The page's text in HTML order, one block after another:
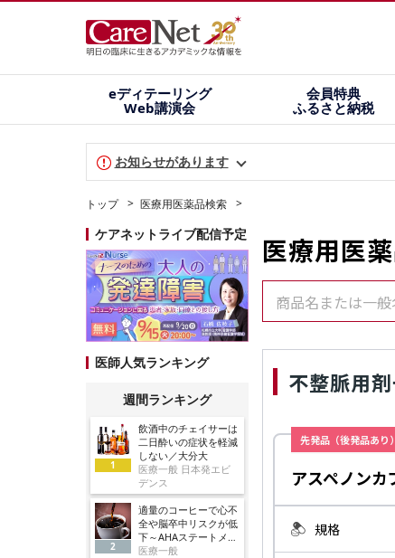
eディテーリング
Web講演会
会員特典
ふるさと納税
お知らせがあります
トップ 医療用医薬品検索
ケアネットライブ配信予定
医師人気ランキング
週間ランキング
1
飲酒中のチェイサーは
二日酔いの症状を軽減
しない／大分大
医療一般 日本発エビ
デンス
2
適量のコーヒーで心不
全や脳卒中リスクが低
下～AHAステートメン
ト
医療一般
医療用医
商品名または一
不整脈用
先発品（後発品あり）
アスペノンカ
規格